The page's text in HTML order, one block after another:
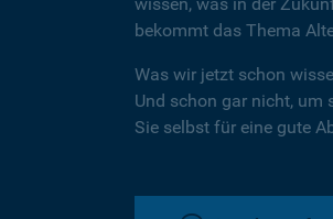
bekommt das Thema
Was wir jetzt schon
Und schon gar nicht, um
Sie selbst für eine gute